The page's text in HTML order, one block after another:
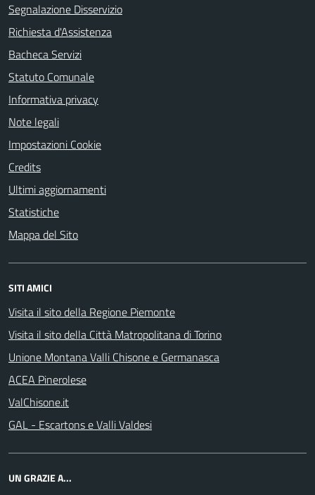
Segnalazione Disservizio
Richiesta d'Assistenza
Bacheca Servizi
Statuto Comunale
Informativa privacy
Note legali
Impostazioni Cookie
Credits
Ultimi aggiornamenti
Statistiche
Mappa del Sito
SITI AMICI
Visita il sito della Regione Piemonte
Visita il sito della Città Matropolitana di Torino
Unione Montana Valli Chisone e Germanasca
ACEA Pinerolese
ValChisone.it
GAL - Escartons e Valli Valdesi
UN GRAZIE A...